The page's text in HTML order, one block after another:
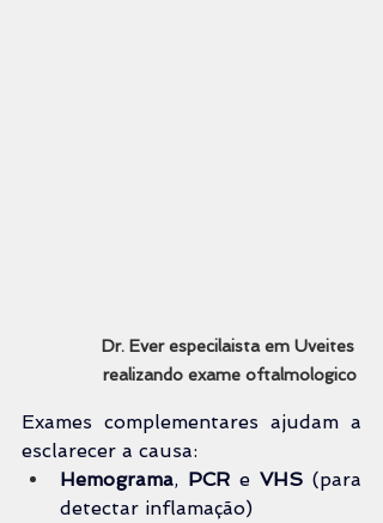
Dr. Ever especilaista em Uveites
realizando exame oftalmologico
Exames complementares ajudam a
esclarecer a causa:
Hemograma, PCR e VHS (para
detectar inflamação)